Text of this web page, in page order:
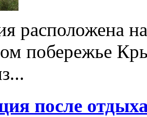
расположена
побережье
после